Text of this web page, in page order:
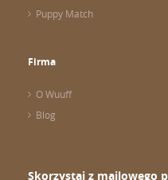
Puppy Match
Firma
O Wuuff
Blog
Skorzystaj z mailowego